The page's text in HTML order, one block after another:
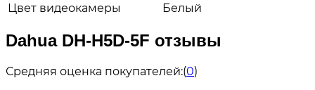
Цвет видеокамеры
Белый
Dahua DH-H5D-5F отзывы
Средняя оценка покупателей:(0)